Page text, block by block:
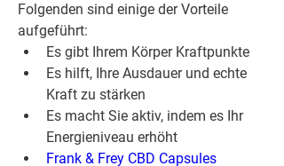
Folgenden sind einige der Vorteile
aufgeführt:
Es gibt Ihrem Körper Kraftpunkte
Es hilft, Ihre Ausdauer und echte
Kraft zu stärken
Es macht Sie aktiv, indem es Ihr
Energieniveau erhöht
Frank & Frey CBD Capsules